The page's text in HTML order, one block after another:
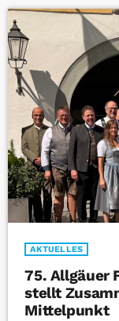
AKTUELLES
75. Allgäuer
stellt
Mittelpunkt